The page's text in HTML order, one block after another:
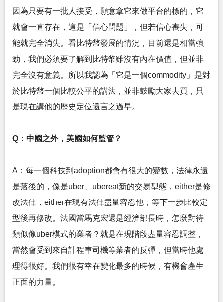
因為只要有一批人接受，願意拿它來做平台的標的，它
就會一直存在，這是「信心問題」，但若信心喪失，可
能就完全消失。看比特幣發展的情況，目前還是相當強
勁，我們必須要了解到比特幣雖沒有內在價值，但並非
完全沒有意義。所以我認為「它是一個commodity」是對
於比特幣一個比較公平的講法，並非鼓勵大家去買，只
是現在講他的歷史定位還言之過早。
Q：中國之外，美國如何監管？
A：每一個科技到adoption都會有很大的變數，法律永遠
是落後的，像是uber、ubereat新的交易型態，either是修
改法律，either在現有法律盡量容忍他，等下一步比較定
型後再修改。法國當馬克宏還是經濟部長時，怎麼對待
類似像uber模式的業者？就是在現階段盡量容忍調整，
當然會受到來自計程車司機等業者的反彈，但當時他處
理得很好。我們很有幸在變化最多的時候，有機會產生
正面的力量。